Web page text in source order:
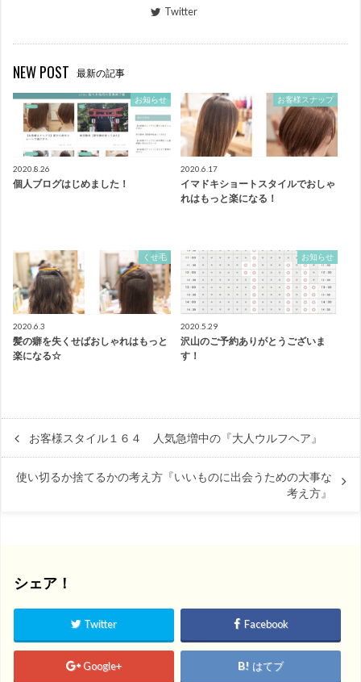
Twitter
NEW POST 最新の記事
お知らせ
2020.8.26
個人ブログはじめました！
お客様スナップ
2020.6.17
イマドキショートスタイルでおしゃ
れはもっと楽になる！
くせ毛
2020.6.3
髪の癖を失くせばおしゃれはもっと
楽になる☆
お知らせ
2020.5.29
沢山のご予約ありがとうございま
す！
お客様スタイル１６４ 人気急増中の『大人ウルフヘア』
使い切るか捨てるかの考え方『いいものに出会うための大事な
考え方』
シェア！
Twitter Facebook
Google+ はてブ